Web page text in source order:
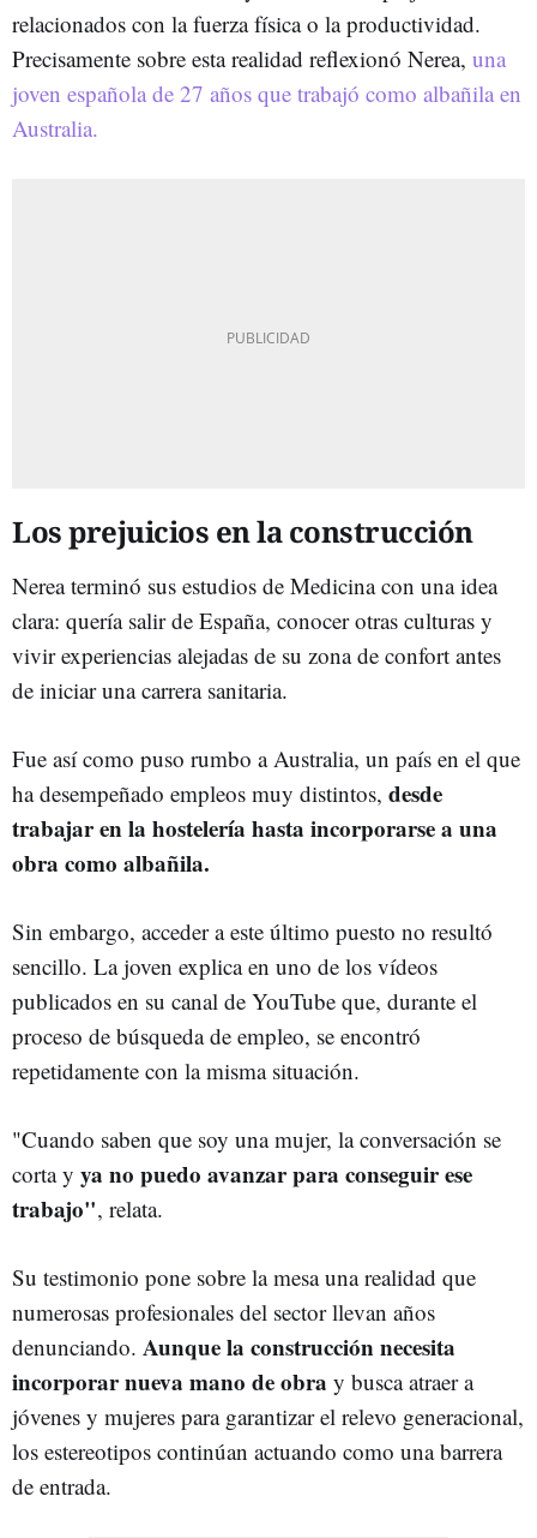
relacionados con la fuerza física o la productividad.
Precisamente sobre esta realidad reflexionó Nerea, una
joven española de 27 años que trabajó como albañila en
Australia.
Los prejuicios en la construcción
Nerea terminó sus estudios de Medicina con una idea
clara: quería salir de España, conocer otras culturas y
vivir experiencias alejadas de su zona de confort antes
de iniciar una carrera sanitaria.
Fue así como puso rumbo a Australia, un país en el que
ha desempeñado empleos muy distintos, desde
trabajar en la hostelería hasta incorporarse a una
obra como albañila.
Sin embargo, acceder a este último puesto no resultó
sencillo. La joven explica en uno de los vídeos
publicados en su canal de YouTube que, durante el
proceso de búsqueda de empleo, se encontró
repetidamente con la misma situación.
"Cuando saben que soy una mujer, la conversación se
corta y ya no puedo avanzar para conseguir ese
trabajo", relata.
Su testimonio pone sobre la mesa una realidad que
numerosas profesionales del sector llevan años
denunciando. Aunque la construcción necesita
incorporar nueva mano de obra y busca atraer a
jóvenes y mujeres para garantizar el relevo generacional,
los estereotipos continúan actuando como una barrera
de entrada.